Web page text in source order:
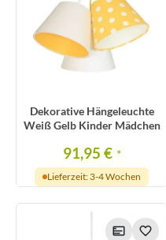
Dekorative Hängeleuchte
Weiß Gelb Kinder Mädchen
91,95 € *
Lieferzeit: 3-4 Wochen